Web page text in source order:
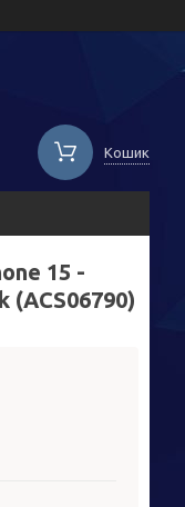
Кошик
15 -
(ACS06790)